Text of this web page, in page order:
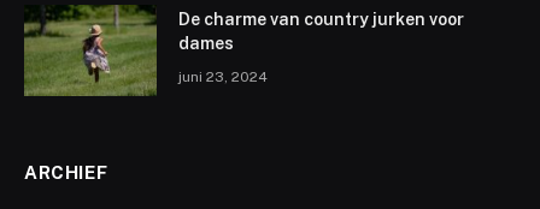
De charme van country jurken voor
dames
juni 23, 2024
ARCHIEF